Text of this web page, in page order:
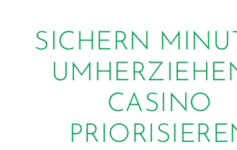
SICHERN
CASINO